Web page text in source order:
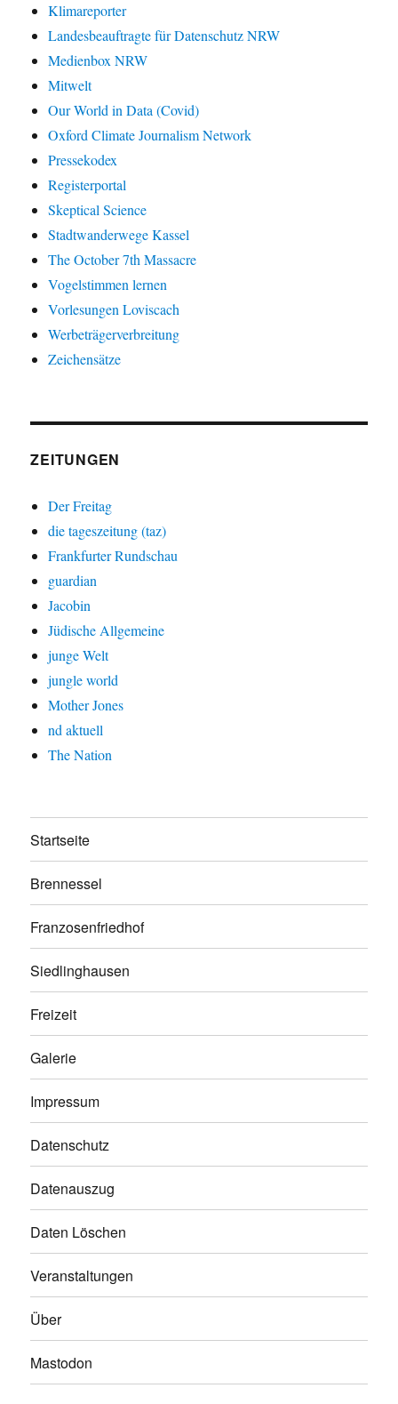
Klimareporter
Landesbeauftragte für Datenschutz NRW
Medienbox NRW
Mitwelt
Our World in Data (Covid)
Oxford Climate Journalism Network
Pressekodex
Registerportal
Skeptical Science
Stadtwanderwege Kassel
The October 7th Massacre
Vogelstimmen lernen
Vorlesungen Loviscach
Werbeträgerverbreitung
Zeichensätze
ZEITUNGEN
Der Freitag
die tageszeitung (taz)
Frankfurter Rundschau
guardian
Jacobin
Jüdische Allgemeine
junge Welt
jungle world
Mother Jones
nd aktuell
The Nation
Startseite
Brennessel
Franzosenfriedhof
Siedlinghausen
Freizeit
Galerie
Impressum
Datenschutz
Datenauszug
Daten Löschen
Veranstaltungen
Über
Mastodon